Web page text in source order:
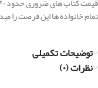
تمام خانواده ها این فرصت را
توضیحات تکمیلی
نظرات (۰)